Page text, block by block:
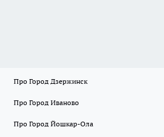
Про Город Дзержинск
Про Город Иваново
Про Город Йошкар-Ола